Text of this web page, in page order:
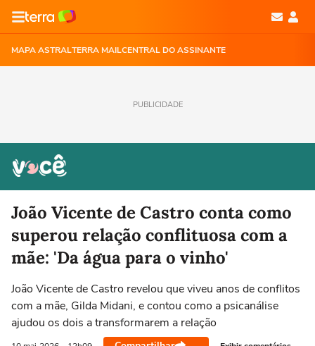
MAPA ASTRALTERRA MAILCENTRAL DO ASSINANTE
PUBLICIDADE
João Vicente de Castro conta como
superou relação conflituosa com a
mãe: 'Da água para o vinho'
João Vicente de Castro revelou que viveu anos de conflitos
com a mãe, Gilda Midani, e contou como a psicanálise
ajudou os dois a transformarem a relação